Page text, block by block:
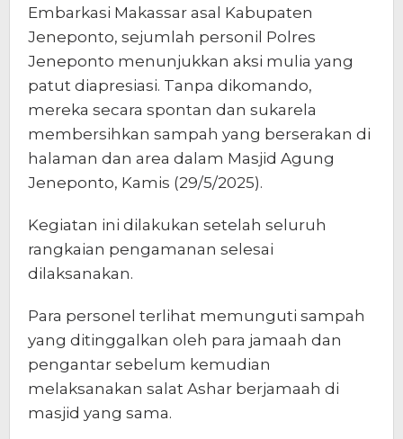
Embarkasi Makassar asal Kabupaten
Jeneponto, sejumlah personil Polres
Jeneponto menunjukkan aksi mulia yang
patut diapresiasi. Tanpa dikomando,
mereka secara spontan dan sukarela
membersihkan sampah yang berserakan di
halaman dan area dalam Masjid Agung
Jeneponto, Kamis (29/5/2025).
Kegiatan ini dilakukan setelah seluruh
rangkaian pengamanan selesai
dilaksanakan.
Para personel terlihat memunguti sampah
yang ditinggalkan oleh para jamaah dan
pengantar sebelum kemudian
melaksanakan salat Ashar berjamaah di
masjid yang sama.